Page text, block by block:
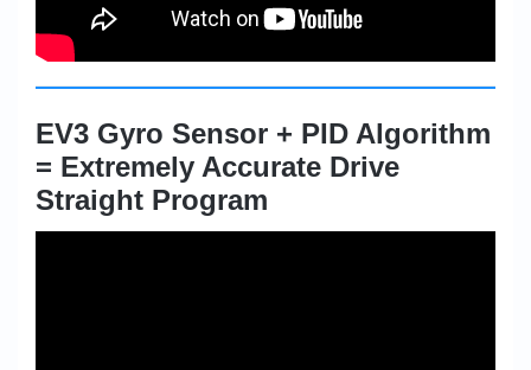
EV3 Gyro Sensor + PID Algorithm
= Extremely Accurate Drive
Straight Program